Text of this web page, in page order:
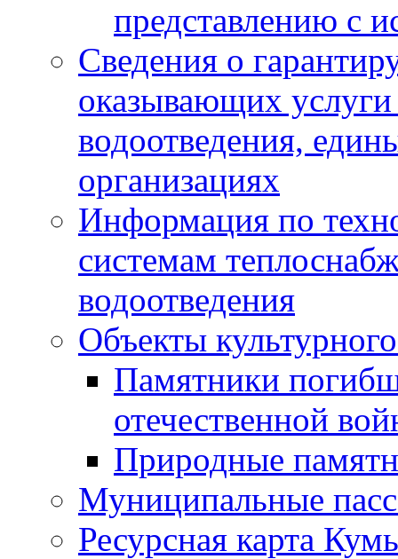
представлению с
Сведения о
оказывающих
водоотведения,
организациях
Информация по
системам
водоотведения
Объекты
Памятники
отечественной
Природные
Муниципальные
Ресурсная карта